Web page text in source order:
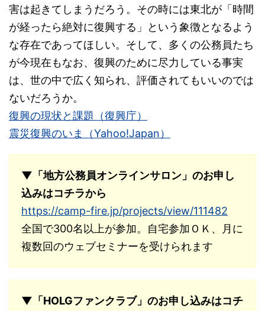
害は起きてしまうだろう。その時には東北が「時間
が経ったら絶対に復興する」という象徴となるよう
な存在であってほしい。そして、多くの公務員たち
が今現在もなお、復興のために尽力している事実
は、世の中で広く知られ、評価されてもいいのでは
ないだろうか。
復興の現状と課題（復興庁）
震災復興のいま（Yahoo!Japan）
▼「地方公務員オンラインサロン」のお申し
込みはコチラから
https://camp-fire.jp/projects/view/111482
全国で300名以上が参加。自宅参加ＯＫ、月に
複数回のウェブセミナーを受けられます
▼「HOLGファンクラブ」のお申し込みはコチ